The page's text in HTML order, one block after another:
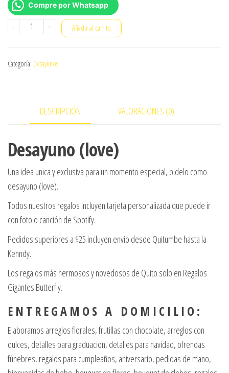
Compre por Whatsapp
-
Desayuno
+ Añadir al carrito
Categoría: Desayunos
DESCRIPCIÓN VALORACIONES (0)
Desayuno (love)
Una idea unica y exclusiva para un momento especial, pidelo como
desayuno (love).
Todos nuestros regalos incluyen tarjeta personalizada que puede ir
con foto o canción de Spotify.
Pedidos superiores a $25 incluyen envio desde Quitumbe hasta la
Kenndy.
Los regalos más hermosos y novedosos de Quito solo en Regalos
Gigantes Butterfly.
E N T R E G A M O S A D O M I C I L I O :
Elaboramos arreglos florales, frutillas con chocolate, arreglos con
dulces, detalles para graduacion, detalles para navidad, ofrendas
fúnebres, regalos para cumpleaños, aniversario, pedidas de mano,